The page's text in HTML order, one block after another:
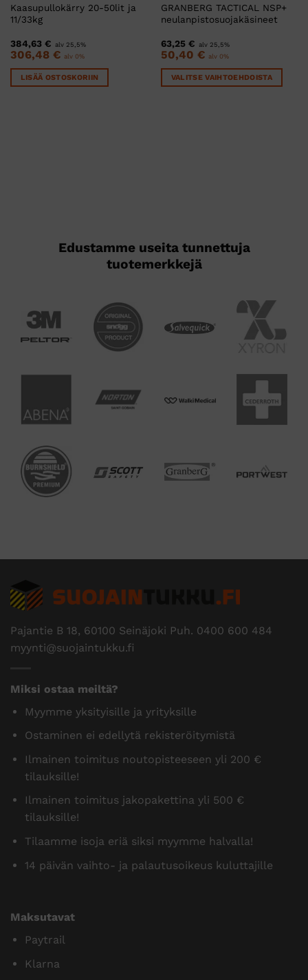
Kaasupullokärry 20-50lit ja
11/33kg
384,63 € alv 25,5%
306,48 € alv 0%
LISÄÄ OSTOSKORIIN
GRANBERG TACTICAL NSP+
neulanpistosuojakäsineet
63,25 € alv 25,5%
50,40 € alv 0%
VALITSE VAIHTOEHDOISTA
Edustamme useita tunnettuja
tuotemerkkejä
Pajantie B 18, 60100 Seinäjoki Puh. 0400 600 484
myynti@suojaintukku.fi
Miksi ostaa meiltä?
Myymme yksityisille ja yrityksille
Ostaminen ei edellytä rekisteröitymistä
Ilmainen toimitus noutopisteeseen yli 200 €
tilauksille!
Ilmainen toimitus jakopakettina yli 500 €
tilauksille!
Tilaamme isoja eriä siksi myymme halvalla!
14 päivän vaihto- ja palautusoikeus kuluttajille
Maksutavat
Paytrail
Klarna